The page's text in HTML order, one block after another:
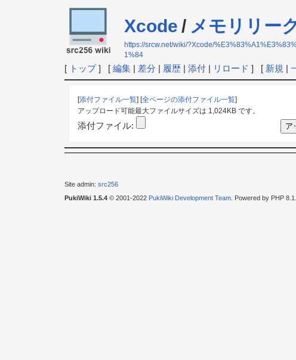
Xcode / メモリリー
https://srcw.net/wiki/?Xcode/
1%84
[ トップ] [ 編集| 差分 | 履歴| 添付| リロード ] [ 新規 |
[添付ファイル一覧] [全ページの添付ファイル一覧]
アップロード可能最大ファイルサイズは 1,024KB です。
添付ファイル:
Site admin: src256
PukiWiki 1.5.4© 2001-2022 PukiWiki Development Team. Powered by PHP